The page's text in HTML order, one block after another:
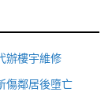
辦樓宇維修
傷鄰居後墮亡